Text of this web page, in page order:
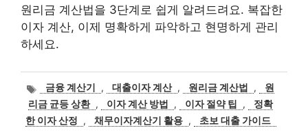
원리금 계산법을 3단계로 쉽게 알려드려요. 복잡한
이자 계산, 이제 명확하게 파악하고 현명하게 관리
하세요.
태
그
금융 계산기 , 대출이자 계산 , 원리금 계산법 ,
원
리금 균등 상환 , 이자 계산 방법 , 이자 절약 팁 ,
정확
한 이자 산정
, 채무이자계산기 활용 , 초보 대출 가이드